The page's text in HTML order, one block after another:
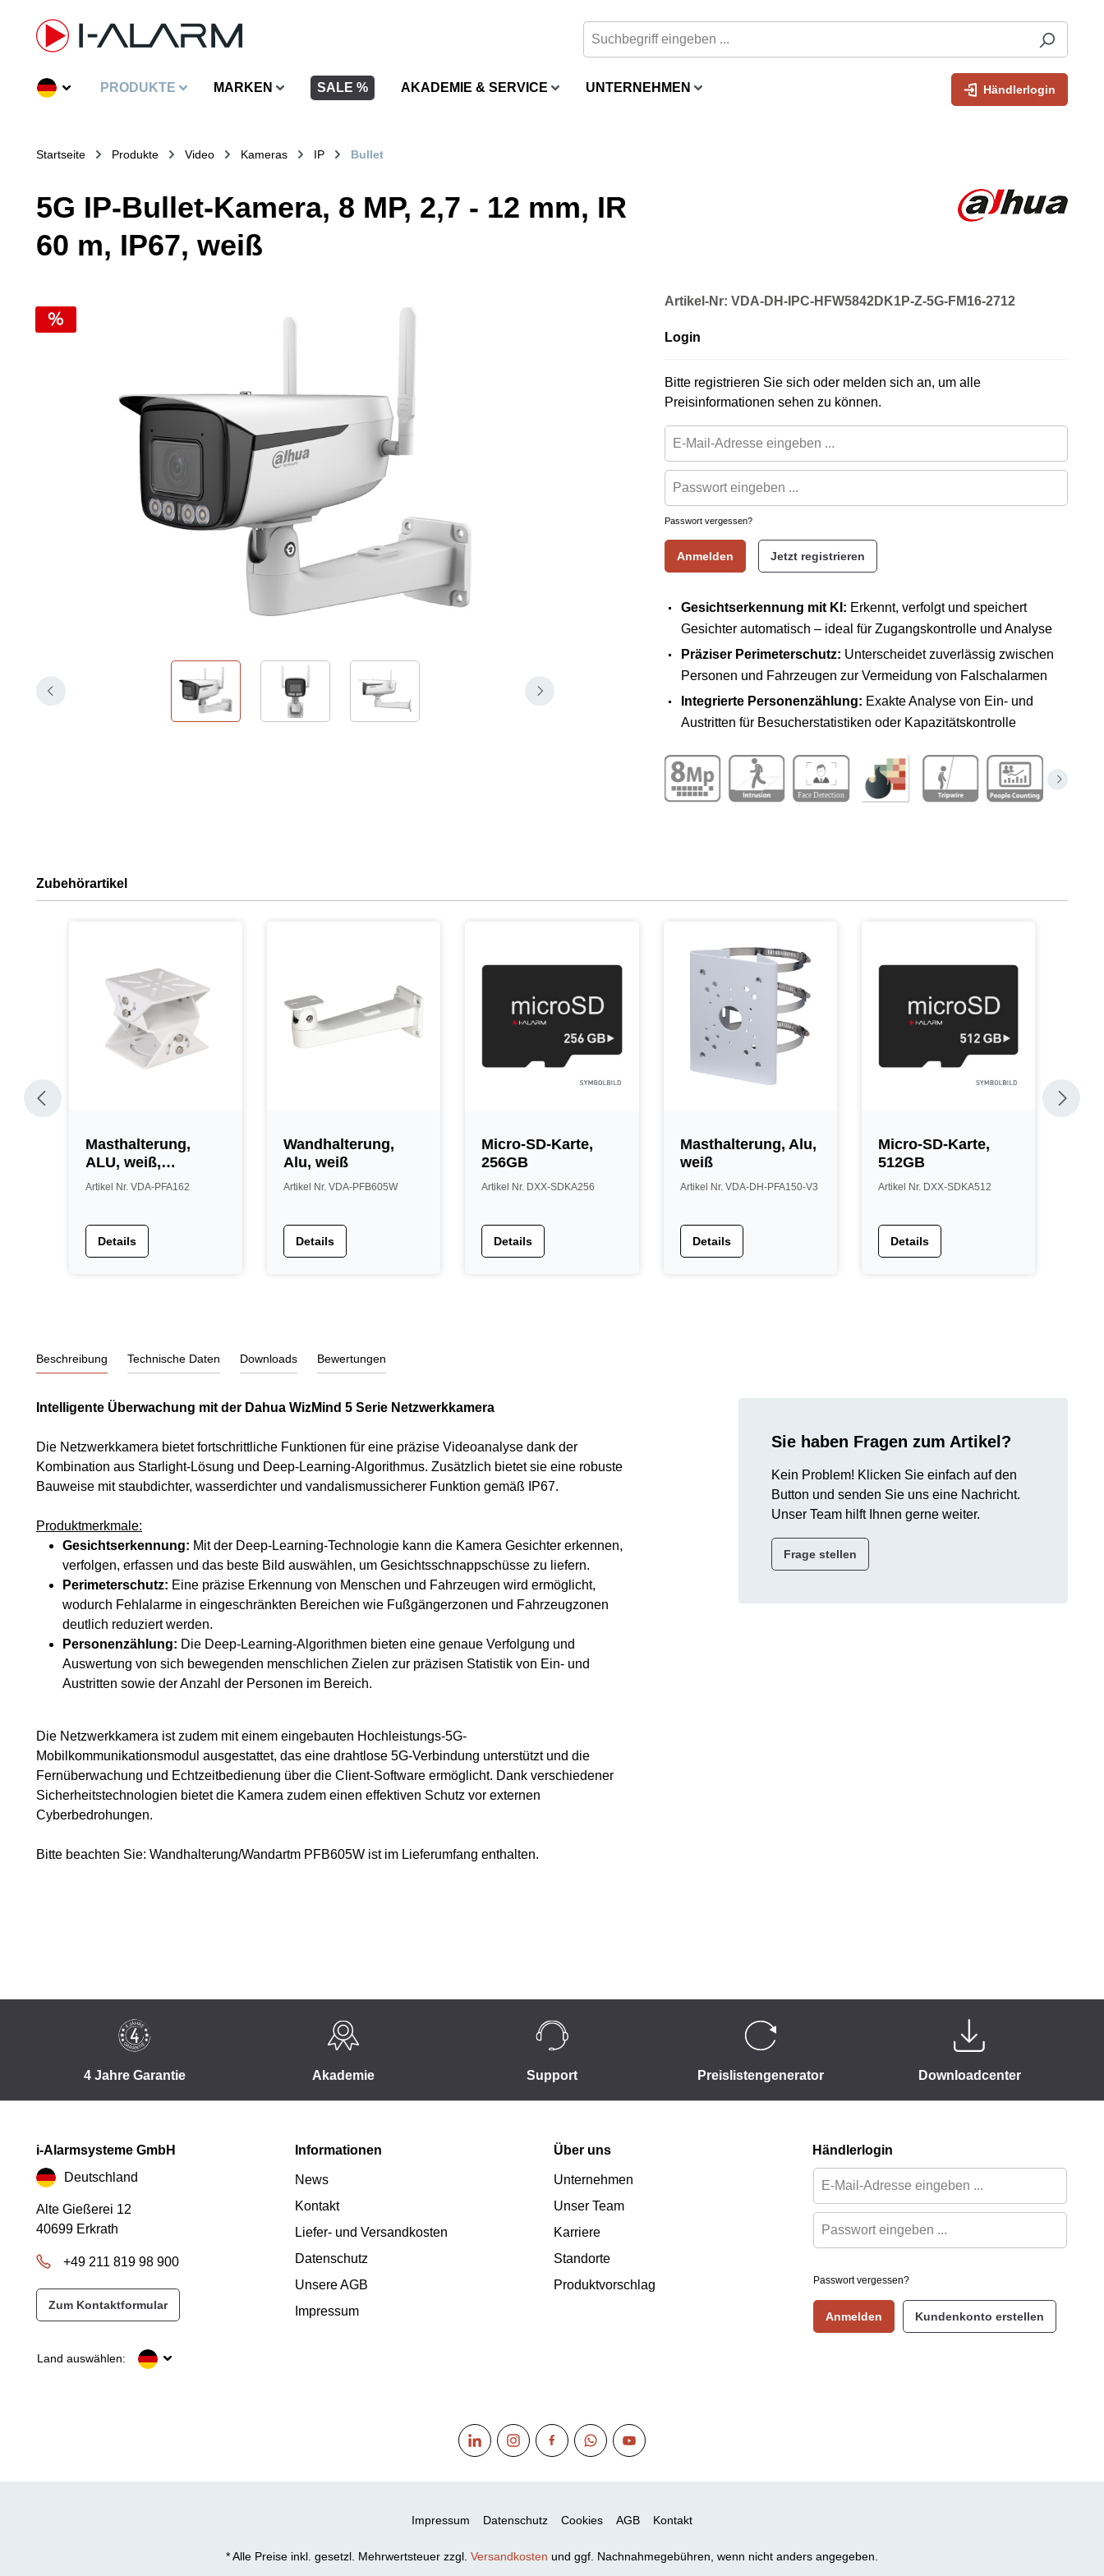
springen
PRODUKTE MARKEN SALE % AKADEMIE & SERVICE UNTERNEHMEN Händlerlogin
Startseite Produkte Video Kameras IP Bullet
5G IP-Bullet-Kamera, 8 MP, 2,7 - 12 mm, IR
60 m, IP67, weiß
Artikel-Nr: VDA-DH-IPC-HFW5842DK1P-Z-5G-FM16-2712
Login
Bitte registrieren Sie sich oder melden sich an, um alle
Preisinformationen sehen zu können.
Passwort vergessen?
Anmelden Jetzt registrieren
Gesichtserkennung mit KI: Erkennt, verfolgt und speichert
Gesichter automatisch – ideal für Zugangskontrolle und Analyse
Präziser Perimeterschutz: Unterscheidet zuverlässig zwischen
Personen und Fahrzeugen zur Vermeidung von Falschalarmen
Integrierte Personenzählung: Exakte Analyse von Ein- und
Austritten für Besucherstatistiken oder Kapazitätskontrolle
Zubehörartikel
Masthalterung,
ALU, weiß,
unterstützt 3-
Artikel Nr. VDA-PFA162
Details
Wandhalterung,
Alu, weiß
Artikel Nr. VDA-PFB605W
Details
Micro-SD-Karte,
256GB
Artikel Nr. DXX-SDKA256
Details
Masthalterung, Alu,
weiß
Artikel Nr. VDA-DH-PFA150-V3
Details
Micro-SD-Karte,
512GB
Artikel Nr. DXX-SDKA512
Details
Beschreibung Technische Daten Downloads Bewertungen
Intelligente Überwachung mit der Dahua WizMind 5 Serie Netzwerkkamera
Die Netzwerkkamera bietet fortschrittliche Funktionen für eine präzise Videoanalyse dank der
Kombination aus Starlight-Lösung und Deep-Learning-Algorithmus. Zusätzlich bietet sie eine robuste
Bauweise mit staubdichter, wasserdichter und vandalismussicherer Funktion gemäß IP67.
Produktmerkmale:
Gesichtserkennung: Mit der Deep-Learning-Technologie kann die Kamera Gesichter erkennen,
verfolgen, erfassen und das beste Bild auswählen, um Gesichtsschnappschüsse zu liefern.
Perimeterschutz: Eine präzise Erkennung von Menschen und Fahrzeugen wird ermöglicht,
wodurch Fehlalarme in eingeschränkten Bereichen wie Fußgängerzonen und Fahrzeugzonen
deutlich reduziert werden.
Personenzählung: Die Deep-Learning-Algorithmen bieten eine genaue Verfolgung und
Auswertung von sich bewegenden menschlichen Zielen zur präzisen Statistik von Ein- und
Austritten sowie der Anzahl der Personen im Bereich.
Die Netzwerkkamera ist zudem mit einem eingebauten Hochleistungs-5G-
Mobilkommunikationsmodul ausgestattet, das eine drahtlose 5G-Verbindung unterstützt und die
Fernüberwachung und Echtzeitbedienung über die Client-Software ermöglicht. Dank verschiedener
Sicherheitstechnologien bietet die Kamera zudem einen effektiven Schutz vor externen
Cyberbedrohungen.
Bitte beachten Sie: Wandhalterung/Wandartm PFB605W ist im Lieferumfang enthalten.
Sie haben Fragen zum Artikel?
Kein Problem! Klicken Sie einfach auf den
Button und senden Sie uns eine Nachricht.
Unser Team hilft Ihnen gerne weiter.
Frage stellen
4 Jahre Garantie Akademie Support Preislistengenerator Downloadcenter
i-Alarmsysteme GmbH
Deutschland
Alte Gießerei 12
40699 Erkrath
+49 211 819 98 900
Zum Kontaktformular
Land auswählen:
Informationen
News
Kontakt
Liefer- und Versandkosten
Datenschutz
Unsere AGB
Impressum
Über uns
Unternehmen
Unser Team
Karriere
Standorte
Produktvorschlag
Händlerlogin
Passwort vergessen?
Anmelden Kundenkonto erstellen
Impressum Datenschutz Cookies AGB Kontakt
* Alle Preise inkl. gesetzl. Mehrwertsteuer zzgl. Versandkosten und ggf. Nachnahmegebühren, wenn nicht anders angegeben.